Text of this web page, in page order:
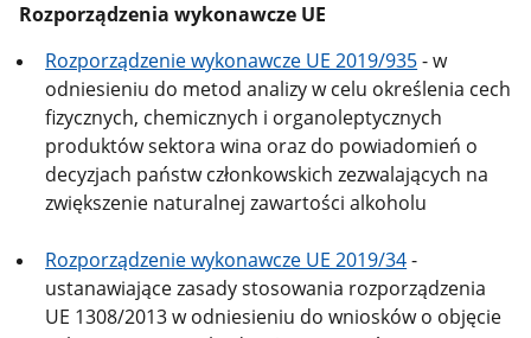
Rozporządzenia wykonawcze UE
Rozporządzenie wykonawcze UE 2019/935- w
odniesieniu do metod analizy w celu określenia cech
fizycznych, chemicznych i organoleptycznych
produktów sektora wina oraz do powiadomień o
decyzjach państw członkowskich zezwalających na
zwiększenie naturalnej zawartości alkoholu
Rozporządzenie wykonawcze UE 2019/34-
ustanawiające zasady stosowania rozporządzenia
UE 1308/2013 w odniesieniu do wniosków o objęcie